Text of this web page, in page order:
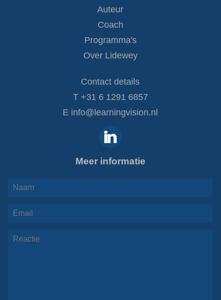
Auteur
Coach
Programma's
Over Lidewey
Contact details
T +31 6 1291 6857
E info@learningvision.nl
Meer informatie